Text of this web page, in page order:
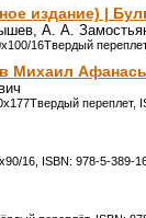
издание) |
А. А.
16Твердый
Михаил
переплет,
16, ISBN: 978-5-389-